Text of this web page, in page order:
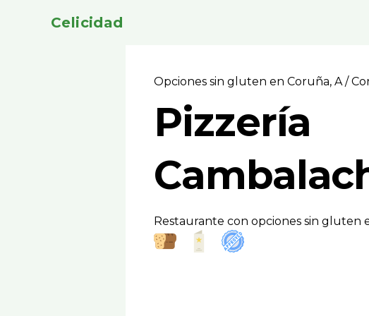
Celicidad
Opciones sin gluten en Coruña, A/
Pizzerí­a
Restaurante con opciones sin gluten